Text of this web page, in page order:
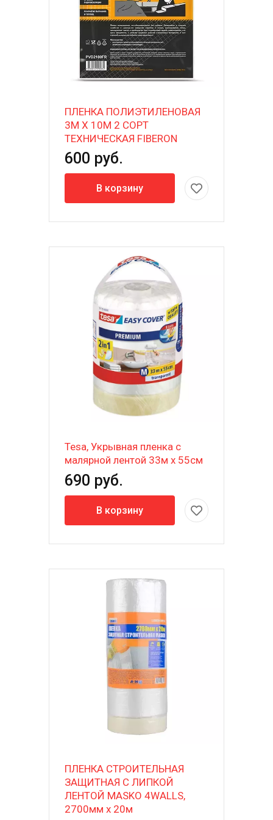
ПЛЕНКА ПОЛИЭТИЛЕНОВАЯ
3М X 10М 2 СОРТ
ТЕХНИЧЕСКАЯ FIBERON
600 руб.
В корзину
Tesa, Укрывная пленка с
малярной лентой 33м х 55см
690 руб.
В корзину
ПЛЕНКА СТРОИТЕЛЬНАЯ
ЗАЩИТНАЯ С ЛИПКОЙ
ЛЕНТОЙ MASKO 4WALLS,
2700мм х 20м